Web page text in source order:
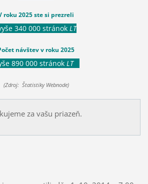
roku 2025 ste si prezreli
340 000 stránok LT
návštev v roku 2025
890 000 stránok LT
(Zdroj: Štatistiky Webnode)
za vašu priazeň.